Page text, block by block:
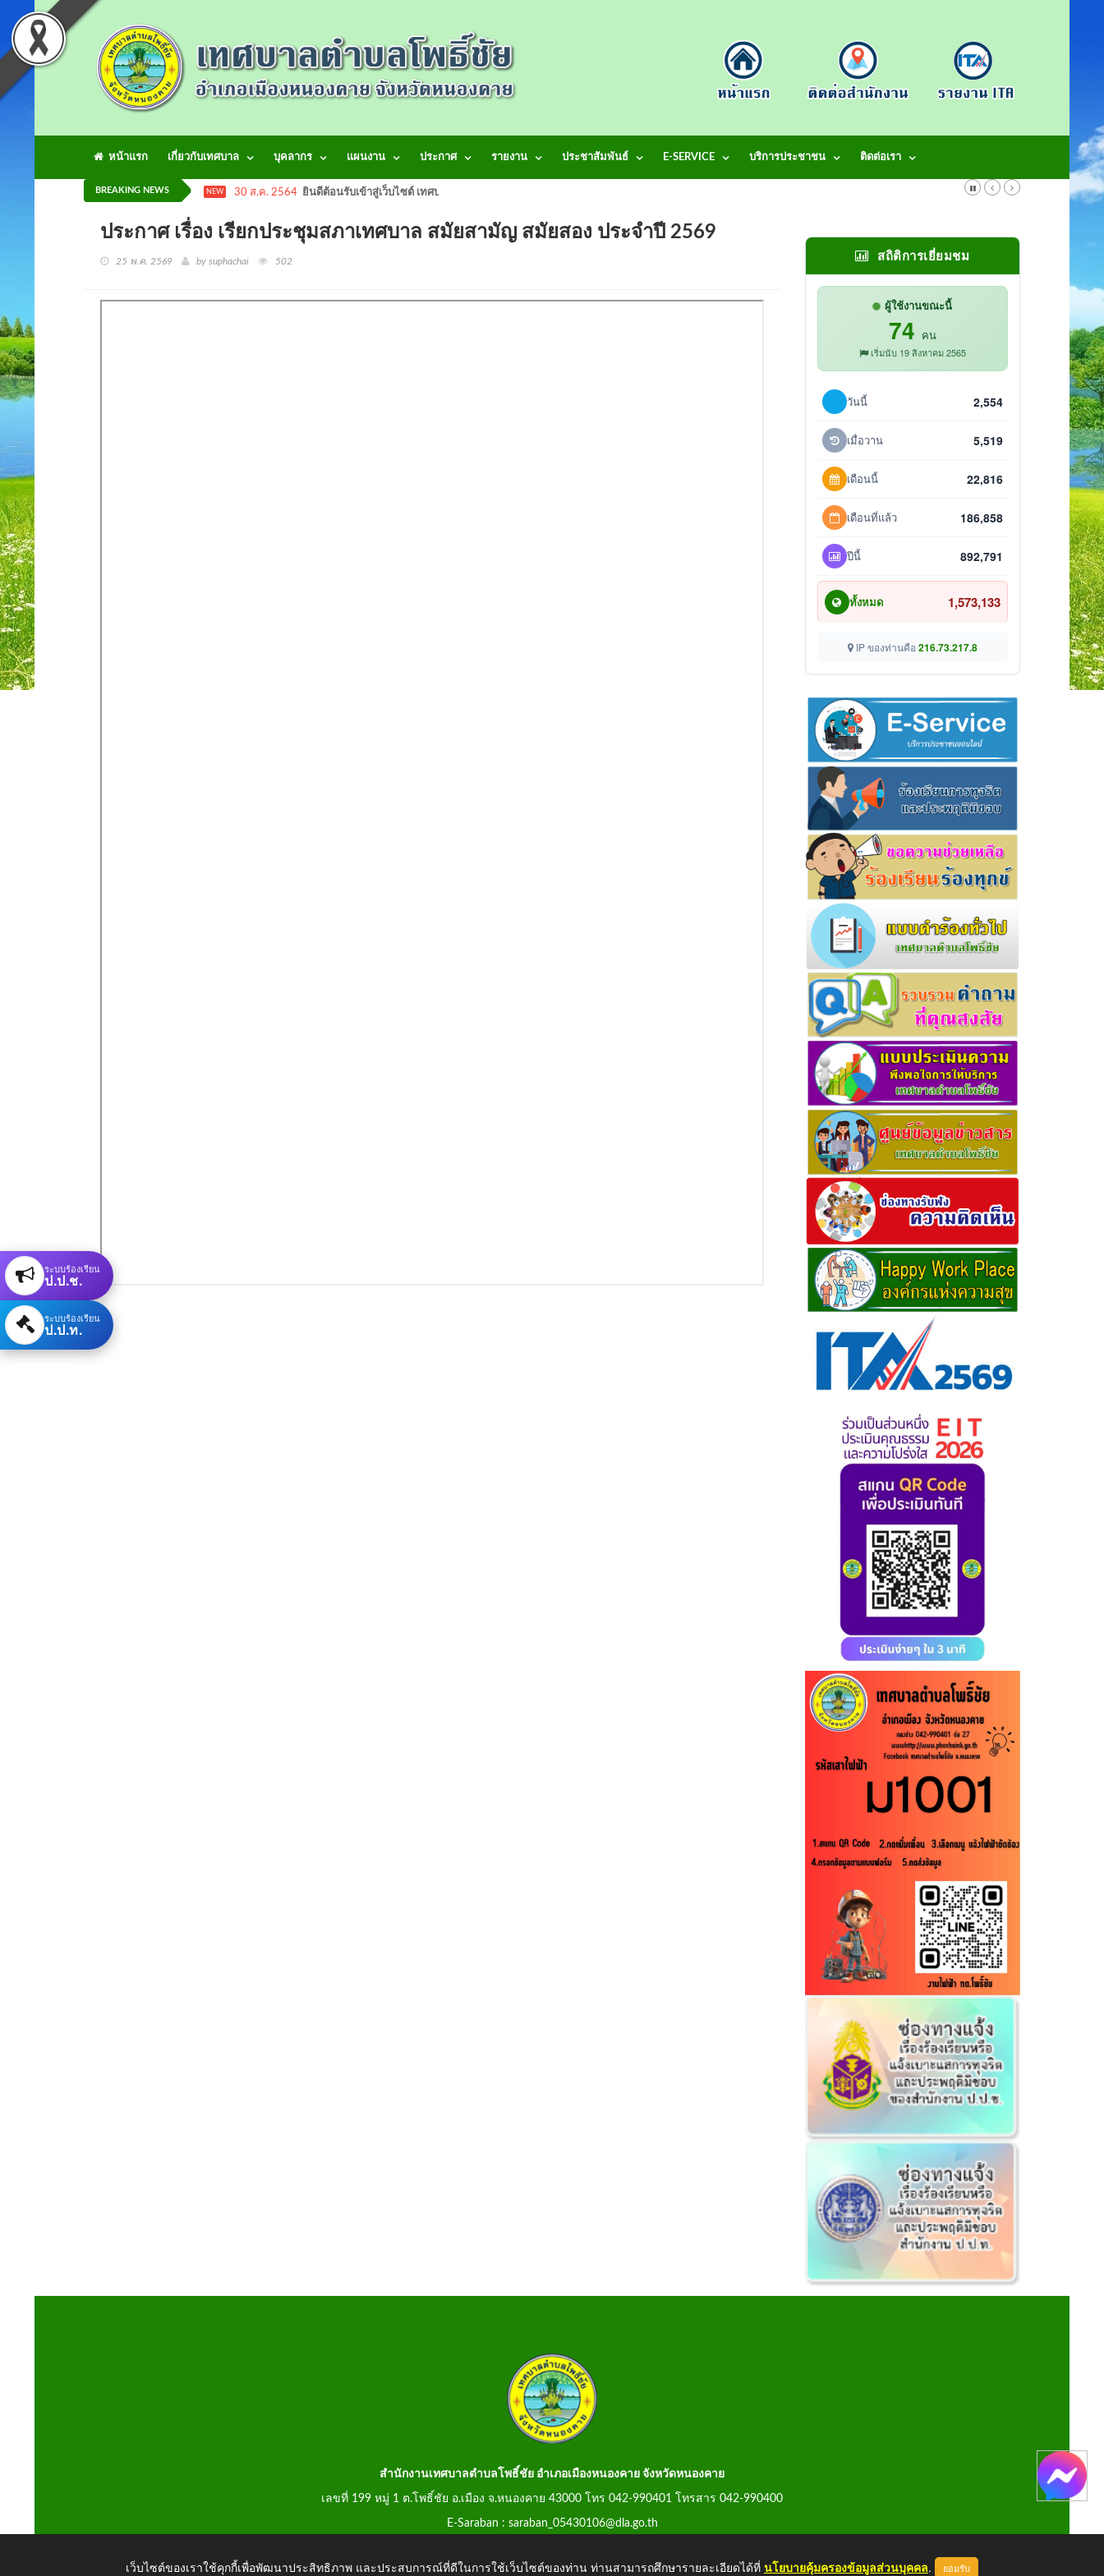
หน้าแรก เกี่ยวกับเทศบาล บุคลากร แผนงาน ประกาศ รายงาน ประชาสัมพันธ์ E-SERVICE บริการประชาชน ติดต่อเรา
BREAKING NEWS NEW 30 ส.ค. 2564 ยินดีต้อนรับเข้าสู่เว็บไซต์ เทศบาลตำบลโพธิ์ชัย
ประกาศ เรื่อง เรียกประชุมสภาเทศบาล สมัยสามัญ สมัยสอง ประจำปี 2569
25 พ.ค. 2569 by suphachai 502 สถิติการเยี่ยมชม
ผู้ใช้งานขณะนี้
74 คน
เริ่มนับ 19 สิงหาคม 2565
วันนี้ 2,554
เมื่อวาน 5,519
เดือนนี้ 22,816
เดือนที่แล้ว 186,858
ปีนี้ 892,791
ทั้งหมด 1,573,133
IP ของท่านคือ 216.73.217.8
สำนักงานเทศบาลตำบลโพธิ์ชัย อำเภอเมืองหนองคาย จังหวัดหนองคาย
เลขที่ 199 หมู่ 1 ต.โพธิ์ชัย อ.เมือง จ.หนองคาย 43000 โทร 042-990401 โทรสาร 042-990400
E-Saraban : saraban_05430106@dla.go.th
ระบบร้องเรียน
ป.ป.ช.
ระบบร้องเรียน
ป.ป.ท.
เว็บไซต์ของเราใช้คุกกี้เพื่อพัฒนาประสิทธิภาพ และประสบการณ์ที่ดีในการใช้เว็บไซต์ของท่าน ท่านสามารถศึกษารายละเอียดได้ที่ นโยบายคุ้มครองข้อมูลส่วนบุคคล. ยอมรับ